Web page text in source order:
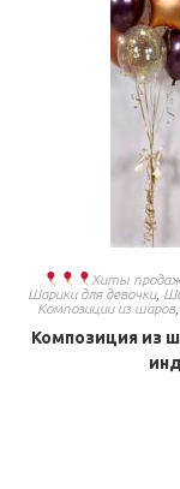
Хиты
Шарики для девочки,
Композиции из шаров,
Композиция из